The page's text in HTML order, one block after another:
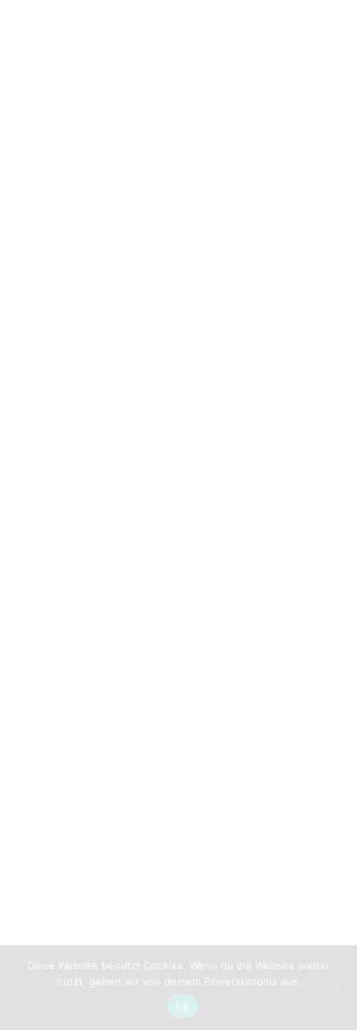
Diese Website benutzt Cookies. Wenn du die Website weiter
nutzt, gehen wir von deinem Einverständnis aus.
OK